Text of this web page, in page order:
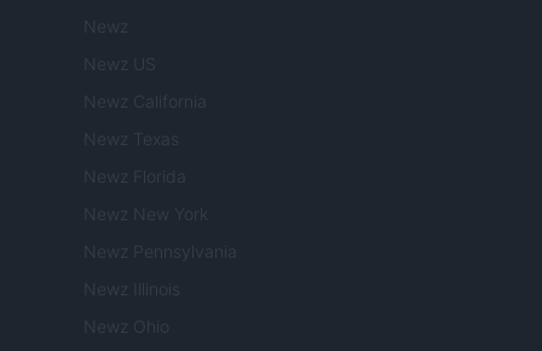
Newz
Newz US
Newz California
Newz Texas
Newz Florida
Newz New York
Newz Pennsylvania
Newz Illinois
Newz Ohio